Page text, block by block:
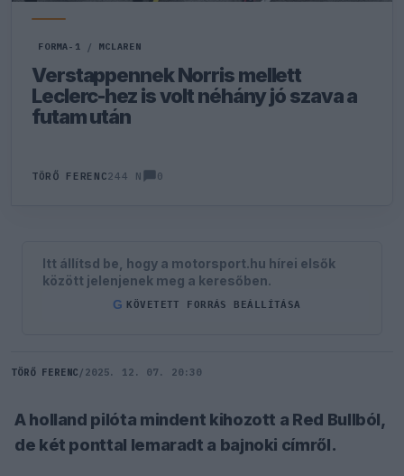
FORMA-1 / MCLAREN
Verstappennek Norris mellett
Leclerc-hez is volt néhány jó szava a
futam után
TÖRŐ FERENC244 N 0
Itt állítsd be, hogy a motorsport.hu hírei elsők
között jelenjenek meg a keresőben.
G KÖVETETT FORRÁS BEÁLLÍTÁSA
TÖRŐ FERENC / 2025. 12. 07. 20:30
A holland pilóta mindent kihozott a Red Bullból,
de két ponttal lemaradt a bajnoki címről.